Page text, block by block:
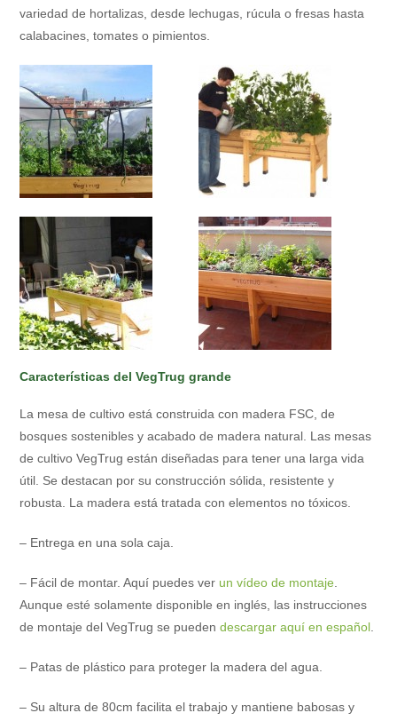
variedad de hortalizas, desde lechugas, rúcula o fresas hasta
calabacines, tomates o pimientos.
Características del VegTrug grande
La mesa de cultivo está construida con madera FSC, de
bosques sostenibles y acabado de madera natural. Las mesas
de cultivo VegTrug están diseñadas para tener una larga vida
útil. Se destacan por su construcción sólida, resistente y
robusta. La madera está tratada con elementos no tóxicos.
– Entrega en una sola caja.
– Fácil de montar. Aquí puedes ver un vídeo de montaje.
Aunque esté solamente disponible en inglés, las instrucciones
de montaje del VegTrug se puedendescargar aquí en español.
– Patas de plástico para proteger la madera del agua.
– Su altura de 80cm facilita el trabajo y mantiene babosas y